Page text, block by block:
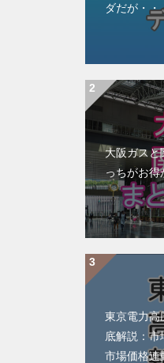
ダだが・・
大阪ガスと
っちがお得
東京電力高
底解説：市
市場価格連